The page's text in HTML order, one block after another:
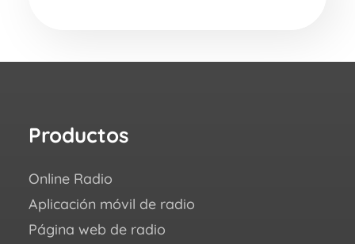
Productos
Online Radio
Aplicación móvil de radio
Página web de radio